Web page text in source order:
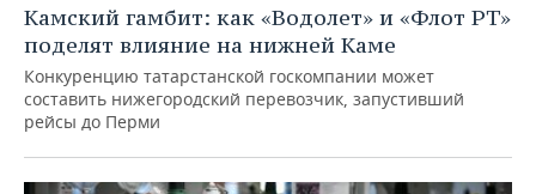
Камский гамбит: как «Водолет» и «Флот РТ»
поделят влияние на нижней Каме
Конкуренцию татарстанской госкомпании может
составить нижегородский перевозчик, запустивший
рейсы до Перми